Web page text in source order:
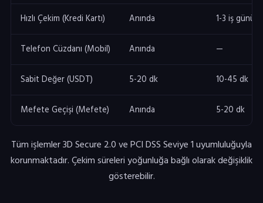
Hızlı Çekim (Kredi Kartı) Anında 1-3 iş günü
Telefon Cüzdanı (Mobil) Anında —
Sabit Değer (USDT) 5-20 dk 10-45 dk
Mefete Geçişi (Mefete) Anında 5-20 dk
Tüm işlemler 3D Secure 2.0 ve PCI DSS Seviye 1 uyumluluğuyla
korunmaktadır. Çekim süreleri yoğunluğa bağlı olarak değişiklik
gösterebilir.